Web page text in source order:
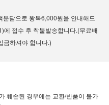
담으로 왕복6,000원을 안내해드
접수 후 착불발송합니다.(무료배
금하셔야 합니다.)
훼손된 경우에는 교환/반품이 불가